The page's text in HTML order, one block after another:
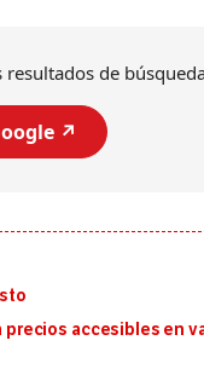
de
↗️
precios accesibles en
Entre recuerdos y
da Silva, oficializó este
candidatura...